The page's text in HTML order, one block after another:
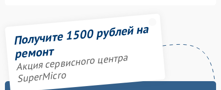
Получите 1500 рублей на
ремонт
Акция сервисного центра
SuperMicro